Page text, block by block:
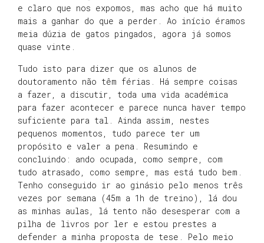
e claro que nos expomos, mas acho que há muito
mais a ganhar do que a perder. Ao início éramos
meia dúzia de gatos pingados, agora já somos
quase vinte.
Tudo isto para dizer que os alunos de
doutoramento não têm férias. Há sempre coisas
a fazer, a discutir, toda uma vida académica
para fazer acontecer e parece nunca haver tempo
suficiente para tal. Ainda assim, nestes
pequenos momentos, tudo parece ter um
propósito e valer a pena. Resumindo e
concluindo: ando ocupada, como sempre, com
tudo atrasado, como sempre, mas está tudo bem.
Tenho conseguido ir ao ginásio pelo menos três
vezes por semana (45m a 1h de treino), lá dou
as minhas aulas, lá tento não desesperar com a
pilha de livros por ler e estou prestes a
defender a minha proposta de tese. Pelo meio